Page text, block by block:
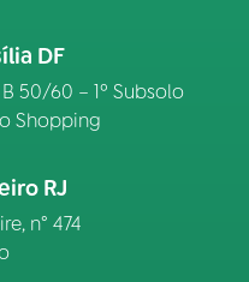
DF
50/60 – 1º Subsolo
Shopping
RJ
n° 474